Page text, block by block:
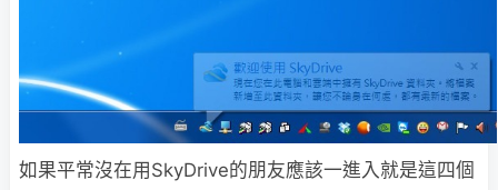
如果平常沒在用SkyDrive的朋友應該一進入就是這四個